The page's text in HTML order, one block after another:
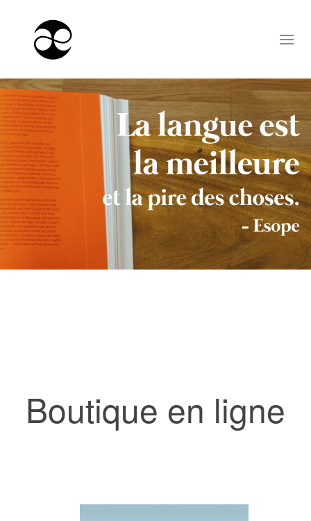
Boutique en ligne